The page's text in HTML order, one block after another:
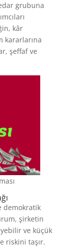
grubuna
kâr
kararlarına
şeffaf ve
demokratik
şirketin
ve küçük
riskini taşır.